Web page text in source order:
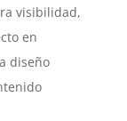
visibilidad,
en
diseño